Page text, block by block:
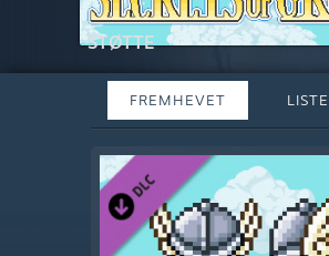
STØTTE
FREMHEVET